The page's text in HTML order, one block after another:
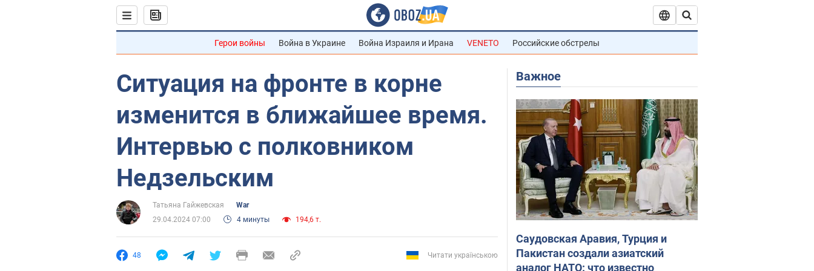
Герои войны Война в Украине Война Израиля и Ирана VENETO Российские обстрелы
Ситуация на фронте в корне
изменится в ближайшее время.
Интервью с полковником
Недзельским
Татьяна Гайжевская
War
29.04.2024 07:00
4 минуты 194,6 т.
48 Читати українською
Важное
Саудовская Аравия, Турция и
Пакистан создали азиатский
аналог НАТО: что известно